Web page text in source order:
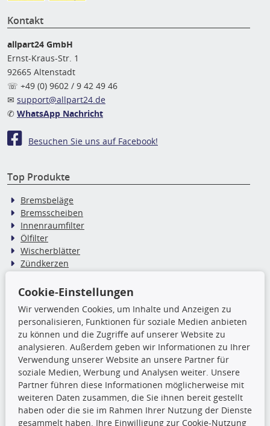
Kontakt
allpart24 GmbH
Ernst-Kraus-Str. 1
92665 Altenstadt
☏ +49 (0) 9602 / 9 42 49 46
✉ support@allpart24.de
✆ WhatsApp Nachricht
Besuchen Sie uns auf Facebook!
Top Produkte
Bremsbeläge
Bremsscheiben
Innenraumfilter
Ölfilter
Wischerblätter
Zündkerzen
TecDoc Inside
Die hier angezeigten Daten,
insbesondere die gesamte Datenbank,
dürfen nicht kopiert werden. Es ist zu
unterlassen, die Daten oder die gesamte Datenbank ohne
vorherige Zustimmung TecDocs zu vervielfältigen, zu
verbreiten und/oder diese Handlungen durch Dritte ausführen
zu lassen. Ein Zuwiderhandeln stellt eine
Urheberrechtsverletzung dar und wird verfolgt.
Cookie-Einstellungen
Wir verwenden Cookies, um Inhalte und Anzeigen zu
personalisieren, Funktionen für soziale Medien anbieten
zu können und die Zugriffe auf unserer Website zu
analysieren. Außerdem geben wir Informationen zu Ihrer
Verwendung unserer Website an unsere Partner für
soziale Medien, Werbung und Analysen weiter. Unsere
Partner führen diese Informationen möglicherweise mit
weiteren Daten zusammen, die Sie ihnen bereit gestellt
haben oder die sie im Rahmen Ihrer Nutzung der Dienste
gesammelt haben. Ihre Einwilligung zur Cookie-Nutzung